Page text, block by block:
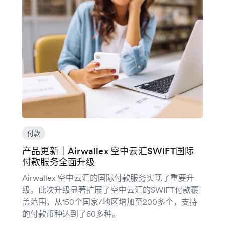
付款
产品更新｜Airwallex 空中云汇SWIFT国际
付款服务全面升级
Airwallex 空中云汇的国际付款服务实现了重要升
级。此次升级显著扩展了空中云汇的SWIFT付款覆
盖范围，从150个国家/地区增加至200多个，支持
的付款币种达到了60多种。